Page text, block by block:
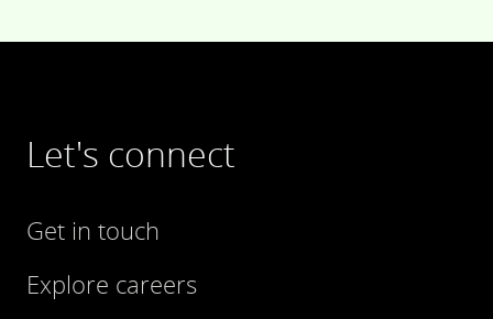
Let's connect
Get in touch
Explore careers